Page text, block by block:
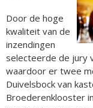
Door de hoge
kwaliteit van de
inzendingen
selecteerde de jury
waardoor er twee
Duivelsbock van
Broederenklooster